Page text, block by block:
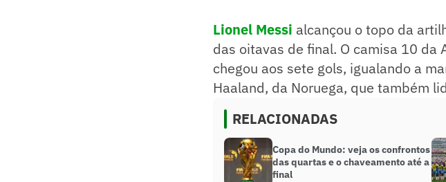
Lionel Messi alcançou o topo da
das oitavas de final. O camisa 10 da
chegou aos sete gols, igualando a
Haaland, da Noruega, que também
RELACIONADAS
Copa do Mundo: veja os confrontos
das quartas e o chaveamento até a
final